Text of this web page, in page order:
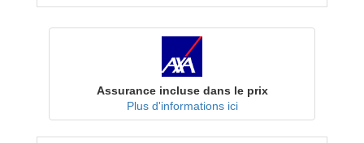
Assurance incluse dans le prix
Plus d'informations ici